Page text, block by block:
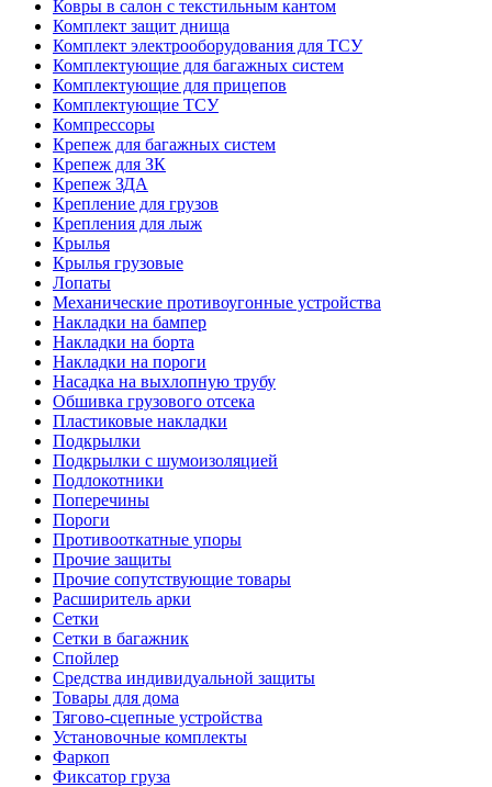
Ковры в салон с текстильным кантом
Комплект защит днища
Комплект электрооборудования для ТСУ
Комплектующие для багажных систем
Комплектующие для прицепов
Комплектующие ТСУ
Компрессоры
Крепеж для багажных систем
Крепеж для ЗК
Крепеж ЗДА
Крепление для грузов
Крепления для лыж
Крылья
Крылья грузовые
Лопаты
Механические противоугонные устройства
Накладки на бампер
Накладки на борта
Накладки на пороги
Насадка на выхлопную трубу
Обшивка грузового отсека
Пластиковые накладки
Подкрылки
Подкрылки с шумоизоляцией
Подлокотники
Поперечины
Пороги
Противооткатные упоры
Прочие защиты
Прочие сопутствующие товары
Расширитель арки
Сетки
Сетки в багажник
Спойлер
Средства индивидуальной защиты
Товары для дома
Тягово-сцепные устройства
Установочные комплекты
Фаркоп
Фиксатор груза